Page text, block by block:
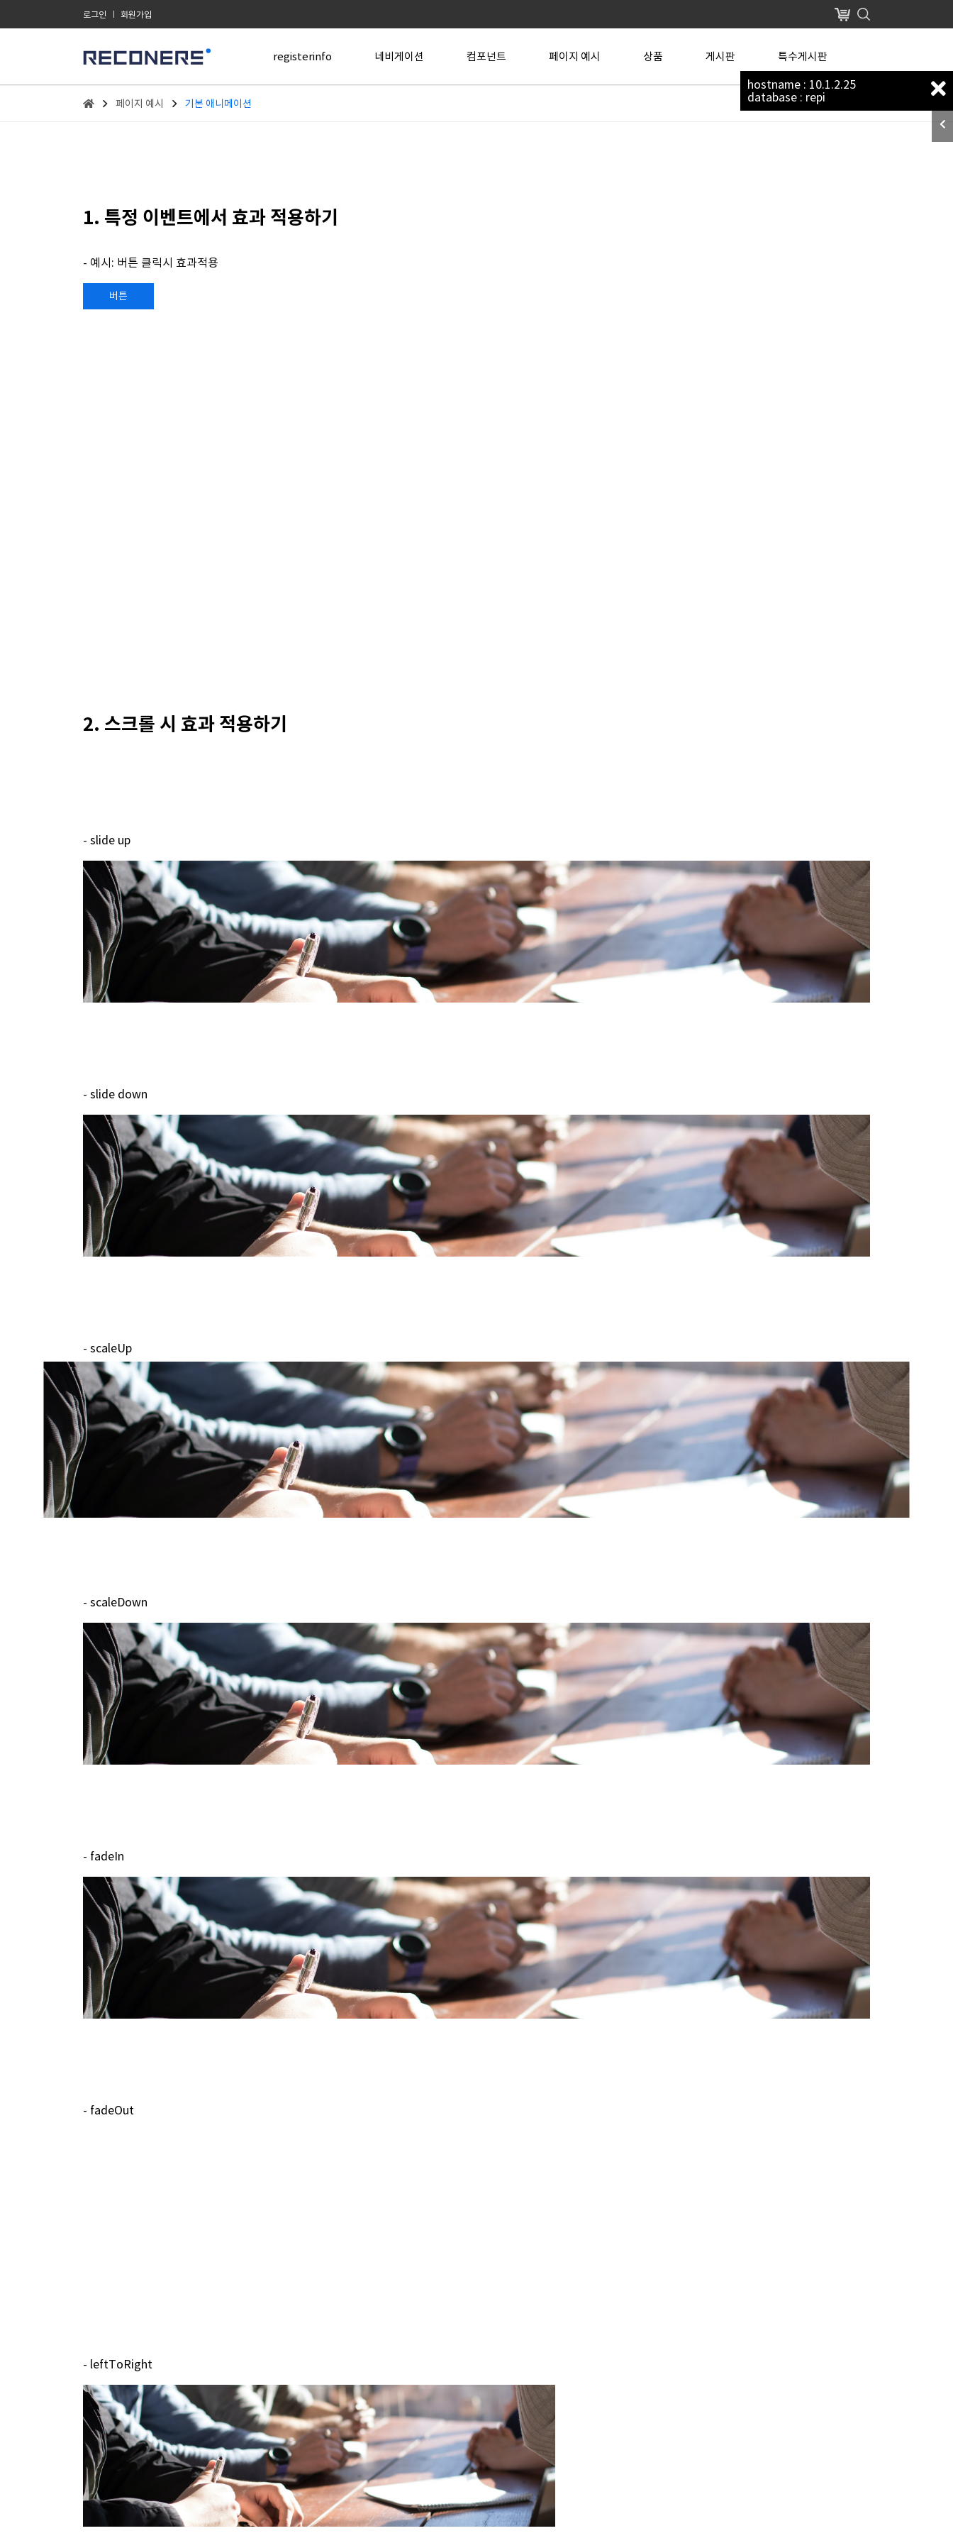
로그인 회원가입 장바구니
registerinfo 네비게이션 컴포넌트 페이지 예시 상품 게시판 특수게시판
페이지 예시 기본 애니메이션
1. 특정 이벤트에서 효과 적용하기
- 예시: 버튼 클릭시 효과적용
버튼
2. 스크롤 시 효과 적용하기
- slide up
- slide down
- scaleUp
- scaleDown
- fadeIn
- fadeOut
- leftToRight
hostname : 10.1.2.25
database : repi